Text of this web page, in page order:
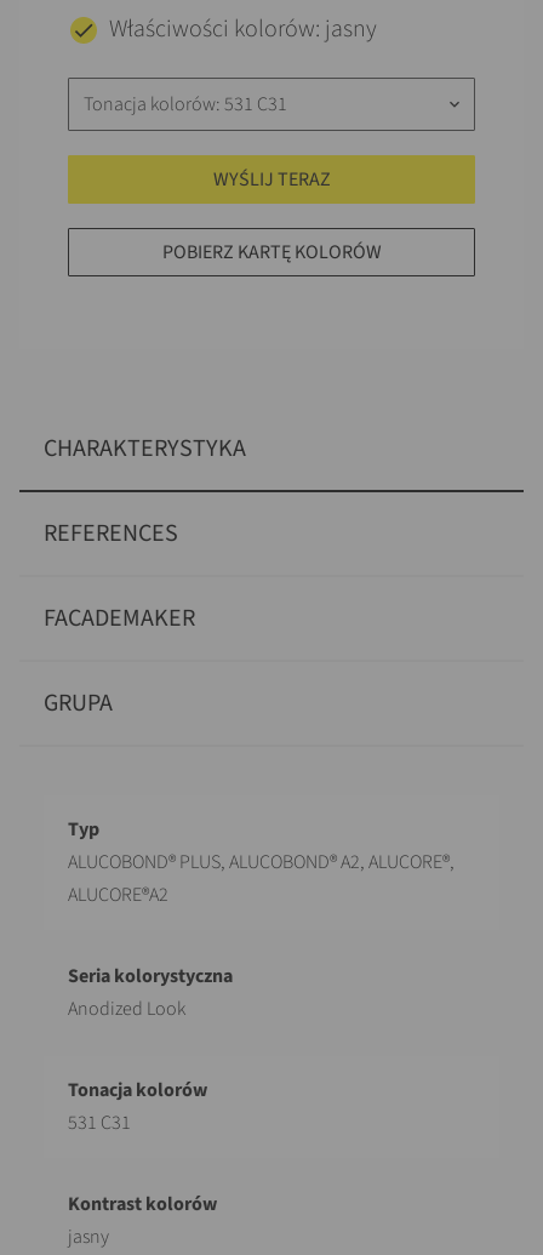
Właściwości kolorów: jasny
Tonacja kolorów: 531 C31 keyboard_arrow_down
WYŚLIJ TERAZ
POBIERZ KARTĘ KOLORÓW
CHARAKTERYSTYKA
REFERENCES
FACADEMAKER
GRUPA
Opis
ALUCOBOND® PLUS, ALUCOBOND® A2, ALUCORE®,
ALUCORE®A2
Anodized Look
531 C31
jasny